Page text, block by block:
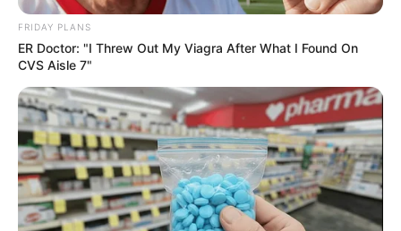
FRIDAY PLANS
ER Doctor: "I Threw Out My Viagra After What I Found On
CVS Aisle 7"